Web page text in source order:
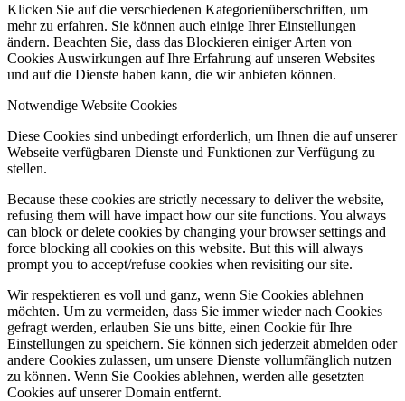
Klicken Sie auf die verschiedenen Kategorienüberschriften, um
mehr zu erfahren. Sie können auch einige Ihrer Einstellungen
ändern. Beachten Sie, dass das Blockieren einiger Arten von
Cookies Auswirkungen auf Ihre Erfahrung auf unseren Websites
und auf die Dienste haben kann, die wir anbieten können.
Notwendige Website Cookies
Diese Cookies sind unbedingt erforderlich, um Ihnen die auf unserer
Webseite verfügbaren Dienste und Funktionen zur Verfügung zu
stellen.
Because these cookies are strictly necessary to deliver the website,
refusing them will have impact how our site functions. You always
can block or delete cookies by changing your browser settings and
force blocking all cookies on this website. But this will always
prompt you to accept/refuse cookies when revisiting our site.
Wir respektieren es voll und ganz, wenn Sie Cookies ablehnen
möchten. Um zu vermeiden, dass Sie immer wieder nach Cookies
gefragt werden, erlauben Sie uns bitte, einen Cookie für Ihre
Einstellungen zu speichern. Sie können sich jederzeit abmelden oder
andere Cookies zulassen, um unsere Dienste vollumfänglich nutzen
zu können. Wenn Sie Cookies ablehnen, werden alle gesetzten
Cookies auf unserer Domain entfernt.